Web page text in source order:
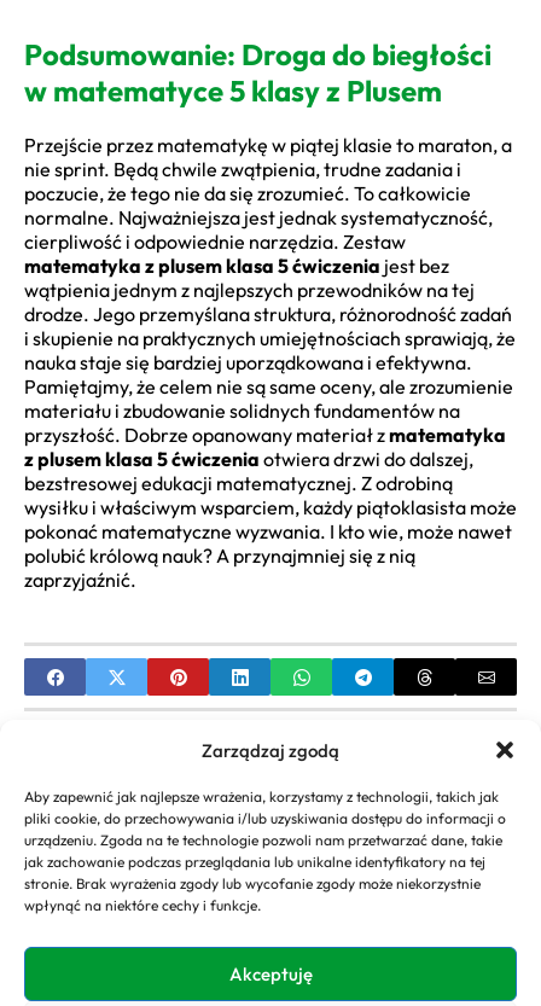
Zarządzaj zgodą
Aby zapewnić jak najlepsze wrażenia, korzystamy z technologii, takich jak
pliki cookie, do przechowywania i/lub uzyskiwania dostępu do informacji o
urządzeniu. Zgoda na te technologie pozwoli nam przetwarzać dane, takie
jak zachowanie podczas przeglądania lub unikalne identyfikatory na tej
stronie. Brak wyrażenia zgody lub wycofanie zgody może niekorzystnie
wpłynąć na niektóre cechy i funkcje.
Akceptuję
Podsumowanie: Droga do biegłości
w matematyce 5 klasy z Plusem
Przejście przez matematykę w piątej klasie to maraton, a
nie sprint. Będą chwile zwątpienia, trudne zadania i
poczucie, że tego nie da się zrozumieć. To całkowicie
normalne. Najważniejsza jest jednak systematyczność,
cierpliwość i odpowiednie narzędzia. Zestaw
matematyka z plusem klasa 5 ćwiczenia jest bez
wątpienia jednym z najlepszych przewodników na tej
drodze. Jego przemyślana struktura, różnorodność zadań
i skupienie na praktycznych umiejętnościach sprawiają, że
nauka staje się bardziej uporządkowana i efektywna.
Pamiętajmy, że celem nie są same oceny, ale zrozumienie
materiału i zbudowanie solidnych fundamentów na
przyszłość. Dobrze opanowany materiał zmatematyka
z plusem klasa 5 ćwiczenia otwiera drzwi do dalszej,
bezstresowej edukacji matematycznej. Z odrobiną
wysiłku i właściwym wsparciem, każdy piątoklasista może
pokonać matematyczne wyzwania. I kto wie, może nawet
polubić królową nauk? A przynajmniej się z nią
zaprzyjaźnić.
Odcienie Brązowych Włosów: Jak Wybrać Idealny
Kolor dla Siebie?
NEXT
Wiek Seleny Gomez: Ile lat ma ikona popkultury?
Wszystko co musisz wiedzieć